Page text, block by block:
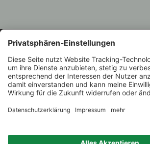
Beratung
+49 421
1.000 Winzer –
Über 7.000 Weine
Weinhändler
des Jahres